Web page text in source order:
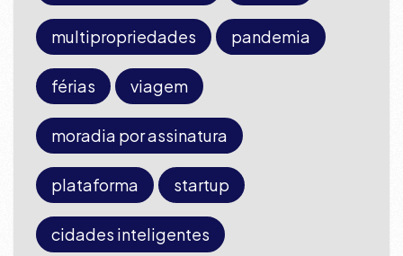
multipropriedades pandemia
férias viagem
moradia por assinatura
plataforma startup
cidades inteligentes